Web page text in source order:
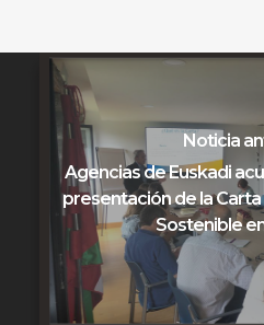
Noticia
Agencias de Euskadi
presentación de la
Sostenible